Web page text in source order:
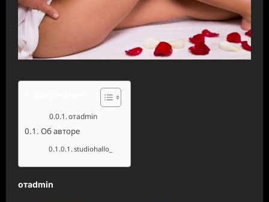
отadmin
Об авторе
studiohallo_
отadmin